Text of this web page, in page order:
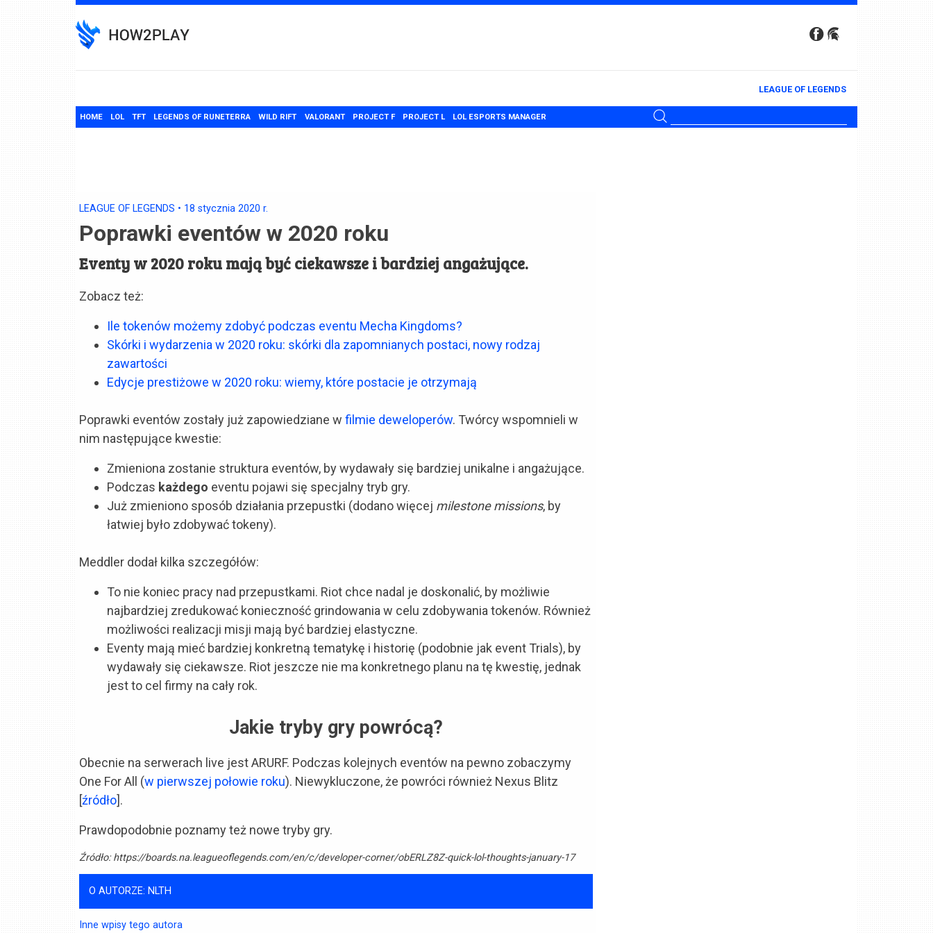
to
content
LEAGUE OF LEGENDS
HOME LOL TFT LEGENDS OF RUNETERRA WILD RIFT VALORANT PROJECT F PROJECT L LOL ESPORTS MANAGER
LEAGUE OF LEGENDS • 18 stycznia 2020 r.
Poprawki eventów w 2020 roku
Eventy w 2020 roku mają być ciekawsze i bardziej angażujące.
Zobacz też:
Ile tokenów możemy zdobyć podczas eventu Mecha Kingdoms?
Skórki i wydarzenia w 2020 roku: skórki dla zapomnianych postaci, nowy rodzaj
zawartości
Edycje prestiżowe w 2020 roku: wiemy, które postacie je otrzymają
Poprawki eventów zostały już zapowiedziane w filmie deweloperów. Twórcy wspomnieli w
nim następujące kwestie:
Zmieniona zostanie struktura eventów, by wydawały się bardziej unikalne i angażujące.
Podczas każdego eventu pojawi się specjalny tryb gry.
Już zmieniono sposób działania przepustki (dodano więcej milestone missions, by
łatwiej było zdobywać tokeny).
Meddler dodał kilka szczegółów:
To nie koniec pracy nad przepustkami. Riot chce nadal je doskonalić, by możliwie
najbardziej zredukować konieczność grindowania w celu zdobywania tokenów. Również
możliwości realizacji misji mają być bardziej elastyczne.
Eventy mają mieć bardziej konkretną tematykę i historię (podobnie jak event Trials), by
wydawały się ciekawsze. Riot jeszcze nie ma konkretnego planu na tę kwestię, jednak
jest to cel firmy na cały rok.
Jakie tryby gry powrócą?
Obecnie na serwerach live jest ARURF. Podczas kolejnych eventów na pewno zobaczymy
One For All (w pierwszej połowie roku). Niewykluczone, że powróci również Nexus Blitz
[źródło].
Prawdopodobnie poznamy też nowe tryby gry.
Źródło:https://boards.na.leagueoflegends.com/en/c/developer-corner/obERLZ8Z-quick-lol-thoughts-january-17
O AUTORZE: NLTH
Inne wpisy tego autora